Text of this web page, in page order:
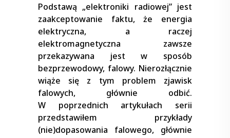
Podstawą „elektroniki radiowej” jest
zaakceptowanie faktu, że energia
elektryczna, a raczej
elektromagnetyczna zawsze
przekazywana jest w sposób
bezprzewodowy, falowy. Nierozłącznie
wiąże się z tym problem zjawisk
falowych, głównie odbić.
W poprzednich artykułach serii
przedstawiłem przykłady
(nie)dopasowania falowego, głównie